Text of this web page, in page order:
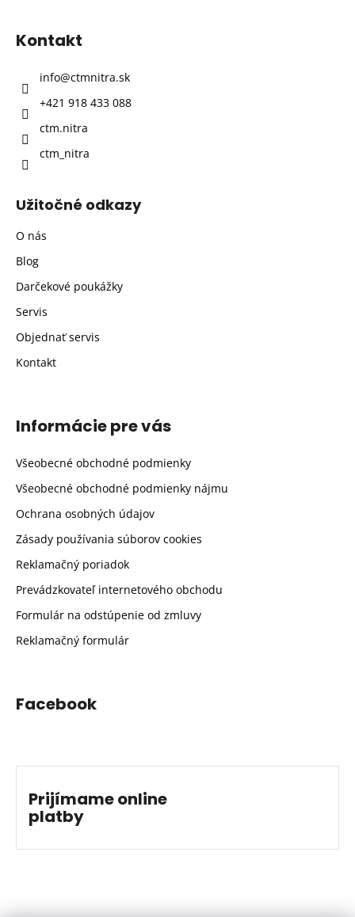
Kontakt
info@ctmnitra.sk
+421 918 433 088
ctm.nitra
ctm_nitra
Užitočné odkazy
O nás
Blog
Darčekové poukážky
Servis
Objednať servis
Kontakt
Informácie pre vás
Všeobecné obchodné podmienky
Všeobecné obchodné podmienky nájmu
Ochrana osobných údajov
Zásady používania súborov cookies
Reklamačný poriadok
Prevádzkovateľ internetového obchodu
Formulár na odstúpenie od zmluvy
Reklamačný formulár
Facebook
Prijímame online
platby